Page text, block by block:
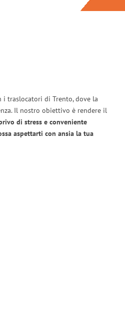
i traslocatori di Trento, dove la
Il nostro obiettivo è rendere il
di stress e conveniente
aspettarti con ansia la tua